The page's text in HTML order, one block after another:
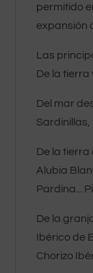
permitido
expansión
Las
De la tierra
Del mar
Sardinillas,
De la tierra
Alubia
Pardina...
De la
Ibérico de
Chorizo